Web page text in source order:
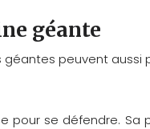
géante
peuvent
pour se défendre.